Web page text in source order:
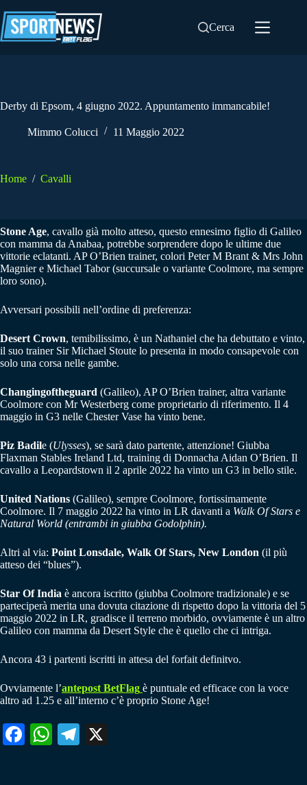
al
contenuto
Cerca
Derby di Epsom, 4 giugno 2022. Appuntamento immancabile!
Mimmo Colucci 11 Maggio 2022
Home / Cavalli
Stone Age, cavallo già molto atteso, questo ennesimo figlio di Galileo
con mamma da Anabaa, potrebbe sorprendere dopo le ultime due
vittorie eclatanti. AP O’Brien trainer, colori Peter M Brant & Mrs John
Magnier e Michael Tabor (succursale o variante Coolmore, ma sempre
loro sono).
Avversari possibili nell’ordine di preferenza:
Desert Crown, temibilissimo, è un Nathaniel che ha debuttato e vinto,
il suo trainer Sir Michael Stoute lo presenta in modo consapevole con
solo una corsa nelle gambe.
Changingoftheguard (Galileo), AP O’Brien trainer, altra variante
Coolmore con Mr Westerberg come proprietario di riferimento. Il 4
maggio in G3 nelle Chester Vase ha vinto bene.
Piz Badile (Ulysses), se sarà dato partente, attenzione! Giubba
Flaxman Stables Ireland Ltd, training di Donnacha Aidan O’Brien. Il
cavallo a Leopardstown il 2 aprile 2022 ha vinto un G3 in bello stile.
United Nations (Galileo), sempre Coolmore, fortissimamente
Coolmore. Il 7 maggio 2022 ha vinto in LR davanti a Walk Of Stars e
Natural World (entrambi in giubba Godolphin).
Altri al via: Point Lonsdale, Walk Of Stars, New London (il più
atteso dei “blues”).
Star Of India è ancora iscritto (giubba Coolmore tradizionale) e se
parteciperà merita una dovuta citazione di rispetto dopo la vittoria del 5
maggio 2022 in LR, gradisce il terreno morbido, ovviamente è un altro
Galileo con mamma da Desert Style che è quello che ci intriga.
Ancora 43 i partenti iscritti in attesa del forfait definitvo.
Ovviamente l’antepost BetFlag è puntuale ed efficace con la voce
altro ad 1.25 e all’interno c’è proprio Stone Age!
Fa W
Te